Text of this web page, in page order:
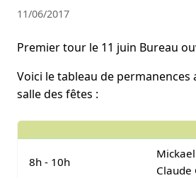
11/06/2017
Premier tour le 11 juin Bureau
Voici le tableau de permanences
salle des fêtes :
8h - 10h
Mickael
Claude